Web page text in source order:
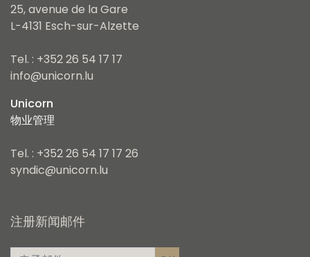
25, avenue de la Gare
L-4131 Esch-sur-Alzette
Tel. : +352 26 54 17 17
info@unicorn.lu
Unicorn
物业管理
Tel. : +352 26 54 17 17 26
syndic@unicorn.lu
注册新闻邮件